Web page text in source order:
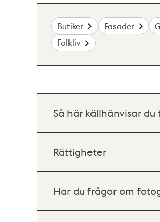
Butiker Fasader
Folkliv
Så här källhänvisar
Rättigheter
Har du frågor om